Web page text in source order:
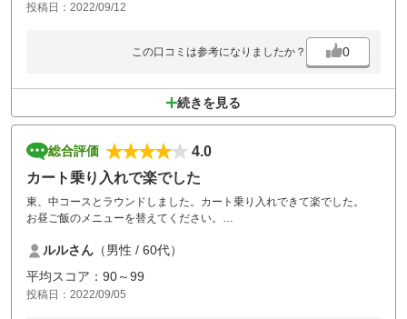
投稿日：2022/09/12
この口コミは参考になりましたか？ 0
続きを見る
総合評価
4.0
カート乗り入れで楽でした
東、中コースとラウンドしました。カート乗り入れできて楽でした。
お昼ご飯のメニューを替えてください。
ルルさん （男性 / 60代）
平均スコア：90～99
投稿日：2022/09/05